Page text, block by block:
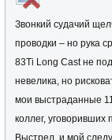
Звонкий судачий
проводки – но рука
83Ti Long Cast не
невелика, но
мои выстраданные
коллег, уговоривших
Выстрел, и мой